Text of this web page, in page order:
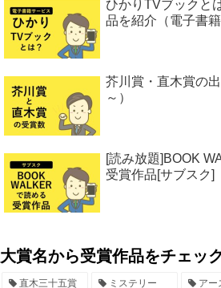
ひかりTVブックと
品を紹介（電子書籍
芥川賞・直木賞の
～）
[読み放題]BOOK
受賞作品[サブスク]
大賞名から受賞作品をチェッ
直木三十五賞 ミステリー アー